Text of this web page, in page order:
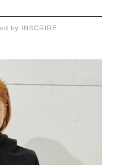
by INSCRIRE